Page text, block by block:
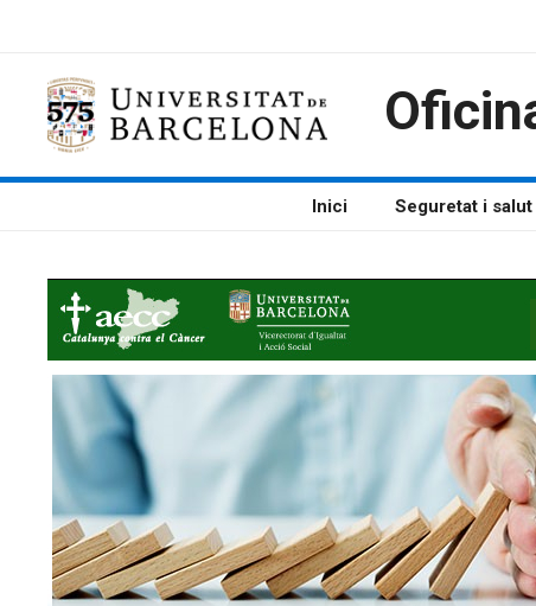
Inici Seguretat i salut